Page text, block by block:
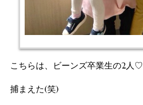
こちらは、ビーンズ卒業生の2人♡
捕まえた(笑)